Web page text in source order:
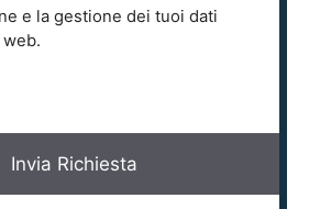
e la gestione dei tuoi dati